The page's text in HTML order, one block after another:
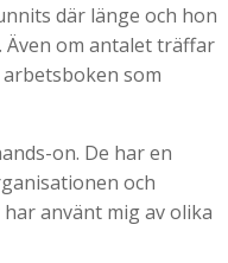
där länge och hon
om antalet träffar
som
on. De har en
och
använt mig av olika